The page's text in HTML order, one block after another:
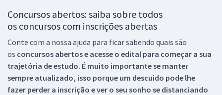
Concursos abertos: saiba sobre todos
os concursos com inscrições abertas
Conte com a nossa ajuda para ficar sabendo quais são
os concursos abertos e acesse o edital para começar a sua
trajetória de estudo. É muito importante se manter
sempre atualizado, isso porque um descuido pode lhe
fazer perder a inscrição e ver o seu sonho se distanciando